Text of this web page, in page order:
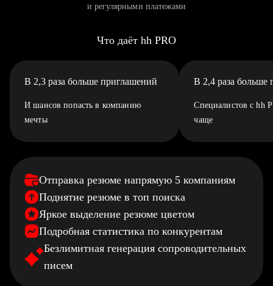
и регулярными платежами
Что даёт hh PRO
В 2,3 раза больше приглашений
И шансов попасть в компанию
мечты
В 2,4 раза больше
Специалистов с hh
чаще
Отправка резюме напрямую 5 компаниям
Поднятие резюме в топ поиска
Яркое выделение резюме цветом
Подробная статистика по конкурентам
Безлимитная генерация сопроводительных
писем